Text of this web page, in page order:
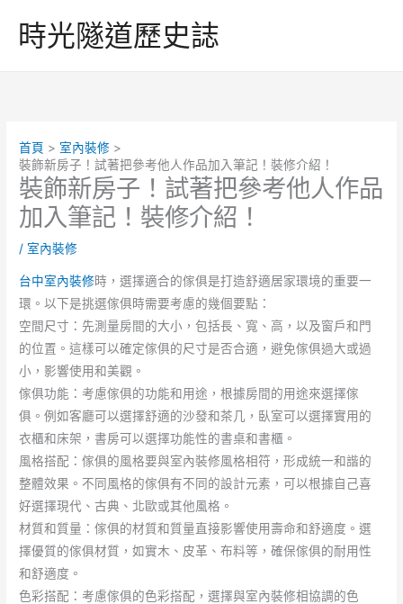
時光隧道歷史誌
首頁
室內裝修
裝飾新房子！試著把參考他人作品加入筆記！裝修介紹！
裝飾新房子！試著把參考他人作品
加入筆記！裝修介紹！
/ 室內裝修
台中室內裝修時，選擇適合的傢俱是打造舒適居家環境的重要一
環。以下是挑選傢俱時需要考慮的幾個要點：
空間尺寸：先測量房間的大小，包括長、寬、高，以及窗戶和門
的位置。這樣可以確定傢俱的尺寸是否合適，避免傢俱過大或過
小，影響使用和美觀。
傢俱功能：考慮傢俱的功能和用途，根據房間的用途來選擇傢
俱。例如客廳可以選擇舒適的沙發和茶几，臥室可以選擇實用的
衣櫃和床架，書房可以選擇功能性的書桌和書櫃。
風格搭配：傢俱的風格要與室內裝修風格相符，形成統一和諧的
整體效果。不同風格的傢俱有不同的設計元素，可以根據自己喜
好選擇現代、古典、北歐或其他風格。
材質和質量：傢俱的材質和質量直接影響使用壽命和舒適度。選
擇優質的傢俱材質，如實木、皮革、布料等，確保傢俱的耐用性
和舒適度。
色彩搭配：考慮傢俱的色彩搭配，選擇與室內裝修相協調的色